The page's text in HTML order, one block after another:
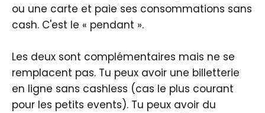
ou une carte et paie ses consommations sans
cash. C'est le « pendant ».
Les deux sont complémentaires mais ne se
remplacent pas. Tu peux avoir une billetterie
en ligne sans cashless (cas le plus courant
pour les petits events). Tu peux avoir du